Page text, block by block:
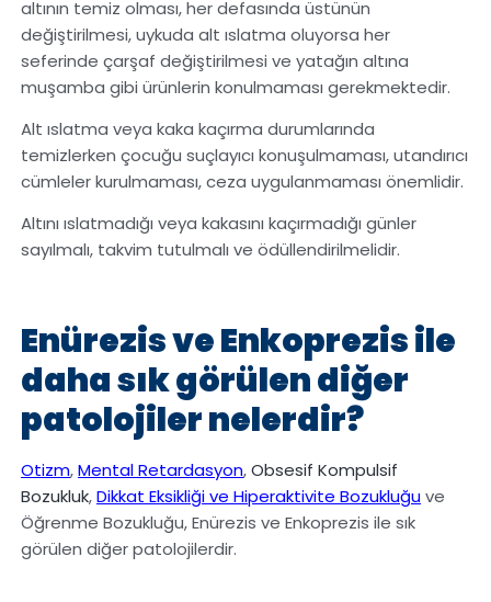
altının temiz olması, her defasında üstünün
değiştirilmesi, uykuda alt ıslatma oluyorsa her
seferinde çarşaf değiştirilmesi ve yatağın altına
muşamba gibi ürünlerin konulmaması gerekmektedir.
Alt ıslatma veya kaka kaçırma durumlarında
temizlerken çocuğu suçlayıcı konuşulmaması, utandırıcı
cümleler kurulmaması, ceza uygulanmaması önemlidir.
Altını ıslatmadığı veya kakasını kaçırmadığı günler
sayılmalı, takvim tutulmalı ve ödüllendirilmelidir.
Enürezis ve Enkoprezis ile
daha sık görülen diğer
patolojiler nelerdir?
Otizm,Mental Retardasyon,Obsesif Kompulsif
Bozukluk,Dikkat Eksikliği ve Hiperaktivite Bozukluğuve
Öğrenme Bozukluğu, Enürezis ve Enkoprezis ile sık
görülen diğer patolojilerdir.